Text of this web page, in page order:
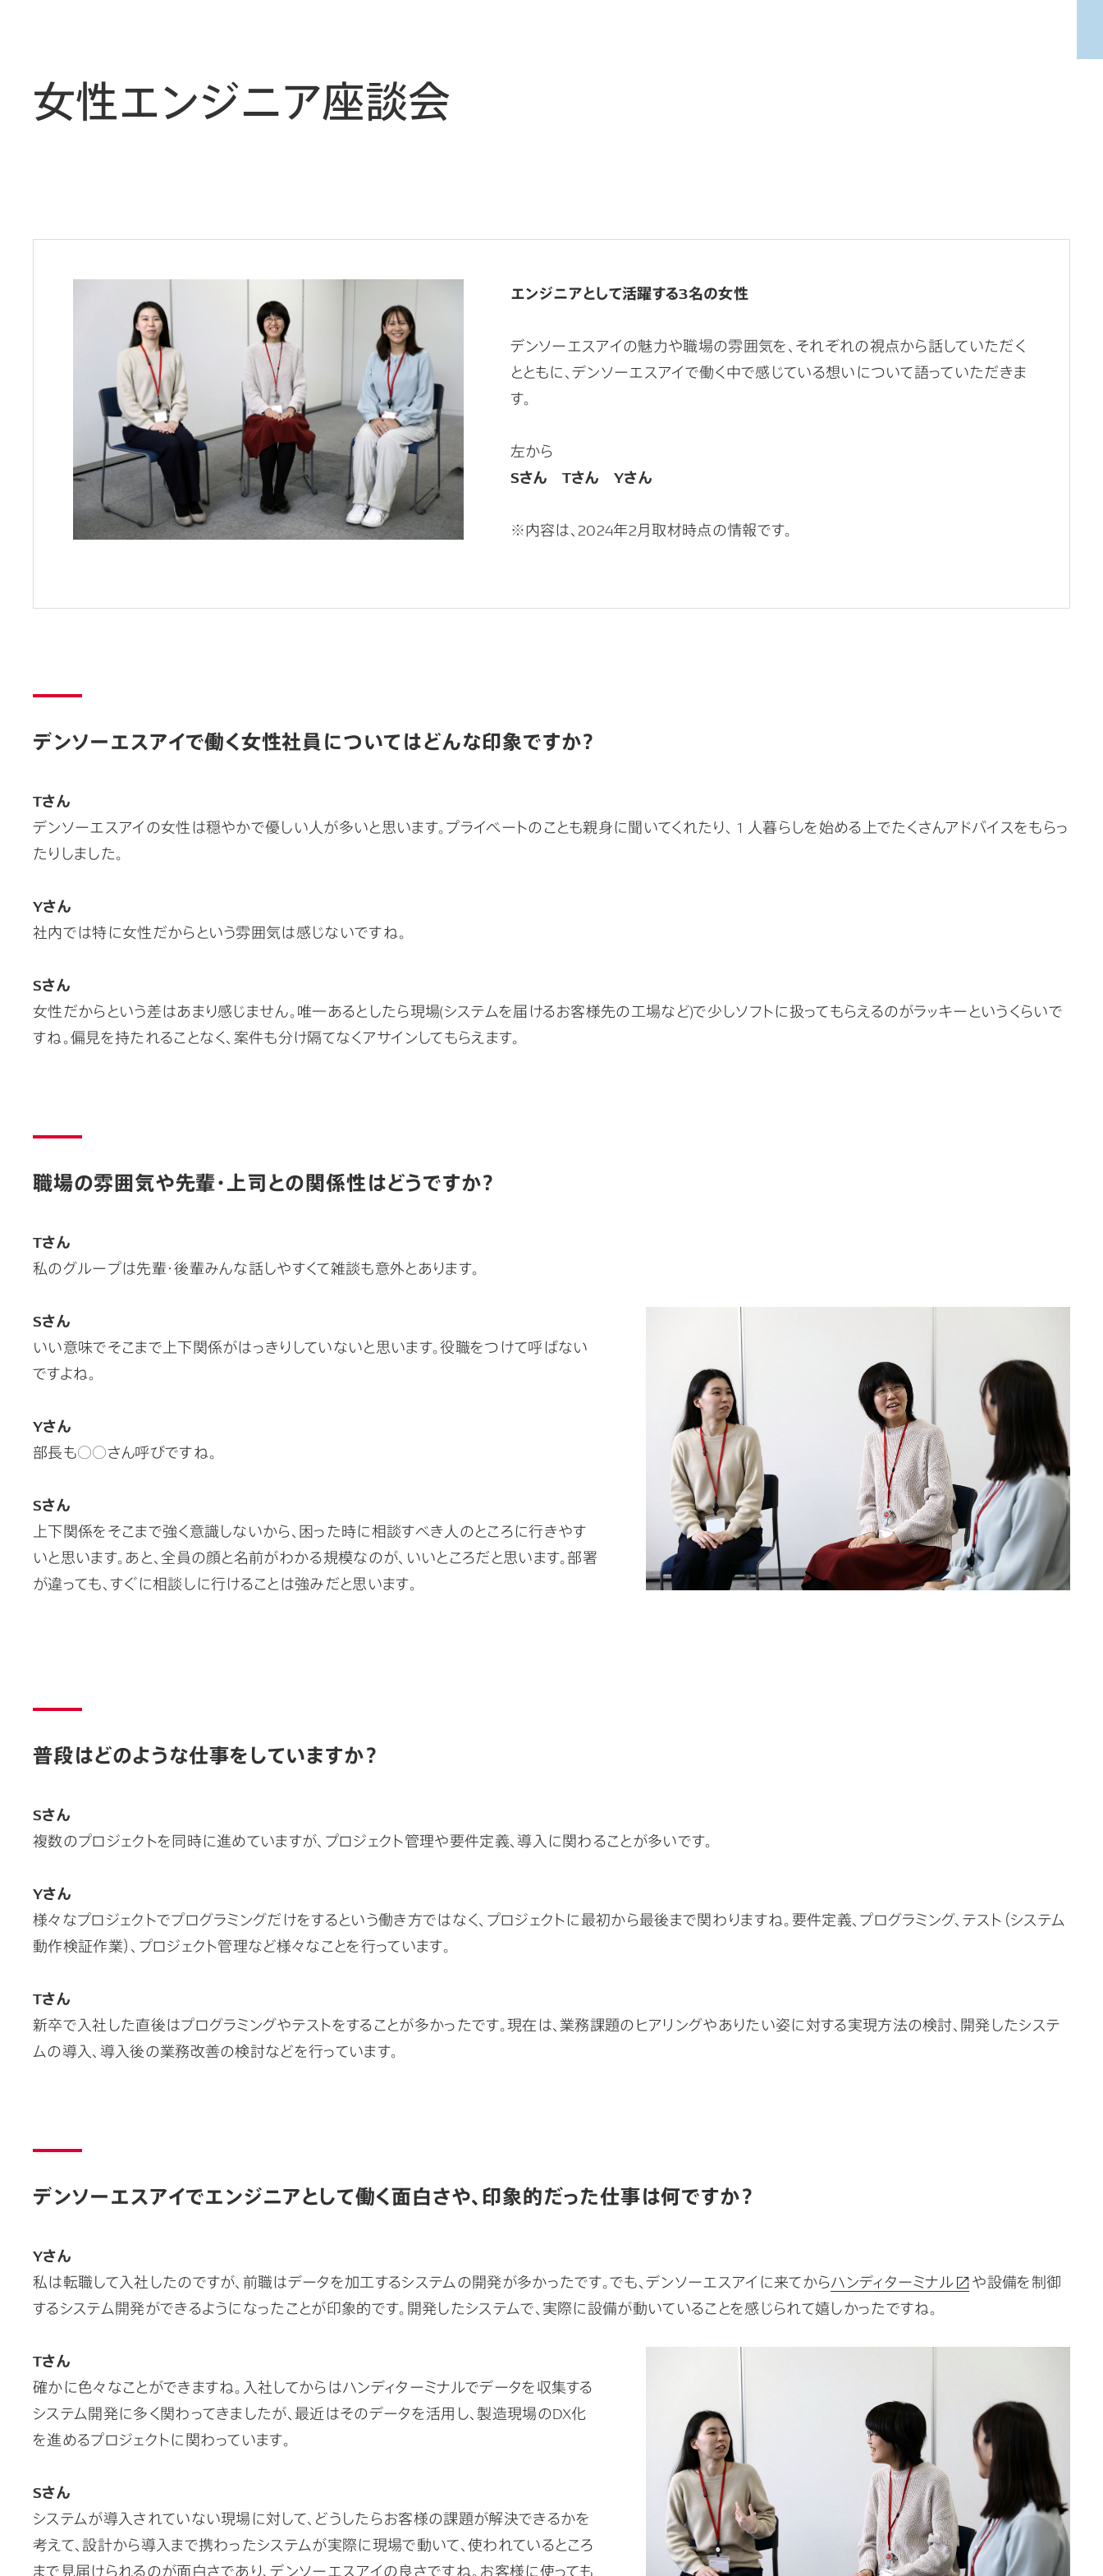
女性エンジニア座談会
エンジニアとして活躍する3名の女性
デンソーエスアイの魅力や職場の雰囲気を、それぞれの視点から話していただく
とともに、デンソーエスアイで働く中で感じている想いについて語っていただきま
す。
左から
Sさん Tさん Yさん
※内容は、2024年2月取材時点の情報です。
デンソーエスアイで働く女性社員についてはどんな印象ですか？
Tさん
デンソーエスアイの女性は穏やかで優しい人が多いと思います。プライベートのことも親身に聞いてくれたり、 1 人暮らしを始める上でたくさんアドバイスをもらっ
たりしました。
Yさん
社内では特に女性だからという雰囲気は感じないですね。
Sさん
女性だからという差はあまり感じません。唯一あるとしたら現場(システムを届けるお客様先の工場など)で少しソフトに扱ってもらえるのがラッキーというくらいで
すね。偏見を持たれることなく、案件も分け隔てなくアサインしてもらえます。
職場の雰囲気や先輩・上司との関係性はどうですか？
Tさん
私のグループは先輩・後輩みんな話しやすくて雑談も意外とあります。
Sさん
いい意味でそこまで上下関係がはっきりしていないと思います。役職をつけて呼ばない
ですよね。
Yさん
部長も○○さん呼びですね。
Sさん
上下関係をそこまで強く意識しないから、困った時に相談すべき人のところに行きやす
いと思います。あと、全員の顔と名前がわかる規模なのが、いいところだと思います。部署
が違っても、すぐに相談しに行けることは強みだと思います。
普段はどのような仕事をしていますか？
Sさん
複数のプロジェクトを同時に進めていますが、プロジェクト管理や要件定義、導入に関わることが多いです。
Yさん
様々なプロジェクトでプログラミングだけをするという働き方ではなく、プロジェクトに最初から最後まで関わりますね。要件定義、プログラミング、テスト（システム
動作検証作業）、プロジェクト管理など様々なことを行っています。
Tさん
新卒で入社した直後はプログラミングやテストをすることが多かったです。現在は、業務課題のヒアリングやありたい姿に対する実現方法の検討、開発したシステ
ムの導入、導入後の業務改善の検討などを行っています。
デンソーエスアイでエンジニアとして働く面白さや、印象的だった仕事は何ですか？
Yさん
私は転職して入社したのですが、前職はデータを加工するシステムの開発が多かったです。でも、デンソーエスアイに来てからハンディターミナル
や設備を制御
するシステム開発ができるようになったことが印象的です。開発したシステムで、実際に設備が動いていることを感じられて嬉しかったですね。
Tさん
確かに色々なことができますね。入社してからはハンディターミナルでデータを収集する
システム開発に多く関わってきましたが、最近はそのデータを活用し、製造現場のDX化
を進めるプロジェクトに関わっています。
Sさん
システムが導入されていない現場に対して、どうしたらお客様の課題が解決できるかを
考えて、設計から導入まで携わったシステムが実際に現場で動いて、使われているところ
まで見届けられるのが面白さであり、デンソーエスアイの良さですね。お客様に使っても